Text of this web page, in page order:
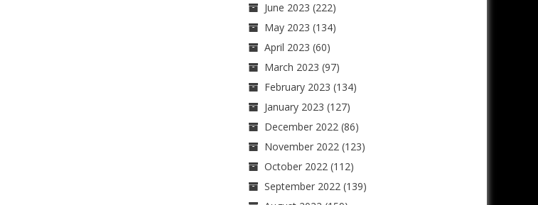
June 2023 (222)
May 2023 (134)
April 2023 (60)
March 2023 (97)
February 2023 (134)
January 2023 (127)
December 2022(86)
November 2022(123)
October 2022(112)
September 2022(139)